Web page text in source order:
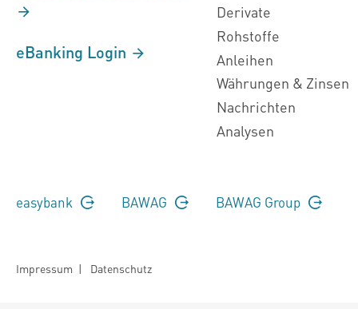
eBanking Login
Derivate
Rohstoffe
Anleihen
Währungen & Zinsen
Nachrichten
Analysen
easybank BAWAG BAWAG Group
Impressum | Datenschutz